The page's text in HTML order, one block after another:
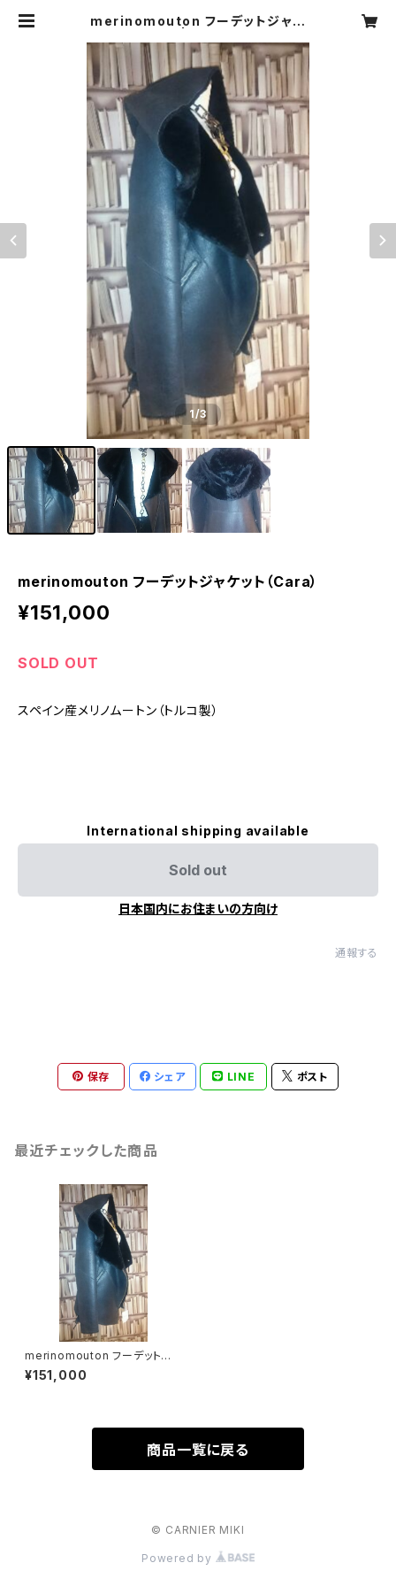
merinomouton フーデットジャケ
1/3
merinomouton フーデットジャケット（Cara）
¥151,000
SOLD OUT
スペイン産メリノムートン（トルコ製）
International shipping available
Sold out
日本国内にお住まいの方向け
通報する
保存 シェア LINE ポスト
最近チェックした商品
merinomouton フーデットジャ
ケット（Cara）
¥151,000
商品一覧に戻る
© CARNIER MIKI
Powered by